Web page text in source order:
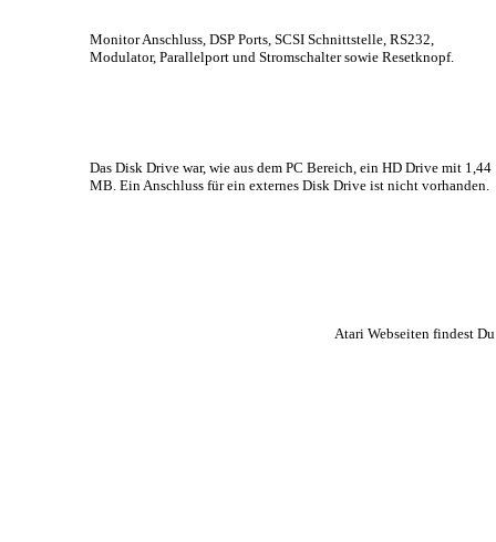
Monitor Anschluss, DSP Ports, SCSI Schnittstelle, RS232,
Modulator, Parallelport und Stromschalter sowie Resetknopf.
Das Disk Drive war, wie aus dem PC Bereich, ein HD Drive mit 1,44
MB. Ein Anschluss für ein externes Disk Drive ist nicht vorhanden.
Atari Webseiten findest